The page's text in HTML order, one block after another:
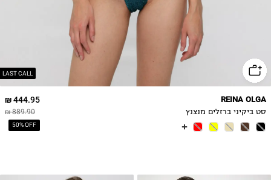
LAST CALL
444.95 ₪
889.90 ₪
50% OFF
REINA OLGA
סט ביקיני ברזלים מנצנץ